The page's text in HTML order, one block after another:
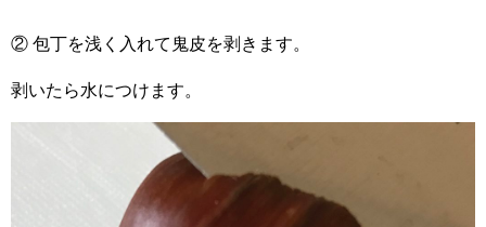
② 包丁を浅く入れて鬼皮を剥きます。
剥いたら水につけます。